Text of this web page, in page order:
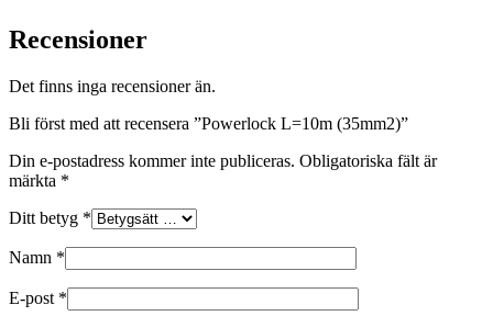
Recensioner
Det finns inga recensioner än.
Bli först med att recensera ”Powerlock L=10m (35mm2)”
Din e-postadress kommer inte publiceras. Obligatoriska fält är
märkta *
Ditt betyg *
Namn *
E-post *